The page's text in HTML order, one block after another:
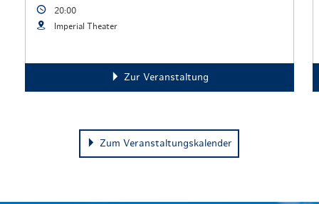
20:00
Imperial Theater
Zur Veranstaltung
Zum Veranstaltungskalender